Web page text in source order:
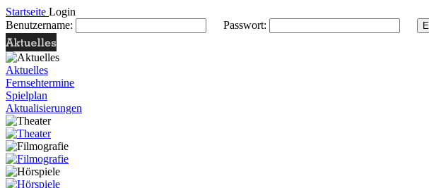
Startseite Login
Benutzername:
Passwort:
Aktuelles
Fernsehtermine
Spielplan
Aktualisierungen